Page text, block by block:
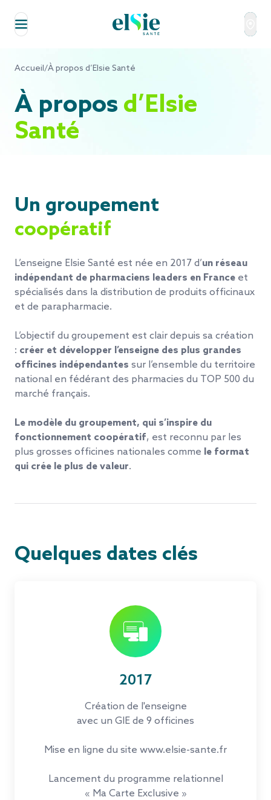
Accueil/À propos d’Elsie Santé
À propos d’Elsie
Santé
Un groupement
coopératif
L’enseigne Elsie Santé est née en 2017 d’un réseau
indépendant de pharmaciens leaders en France et
spécialisés dans la distribution de produits officinaux
et de parapharmacie.
L’objectif du groupement est clair depuis sa création
: créer et développer l’enseigne des plus grandes
officines indépendantes sur l’ensemble du territoire
national en fédérant des pharmacies du TOP 500 du
marché français.
Le modèle du groupement, qui s’inspire du
fonctionnement coopératif, est reconnu par les
plus grosses officines nationales comme le format
qui crée le plus de valeur.
Quelques dates clés
2017
Création de l'enseigne
avec un GIE de 9 officines
Mise en ligne du site www.elsie-sante.fr
Lancement du programme relationnel
« Ma Carte Exclusive »